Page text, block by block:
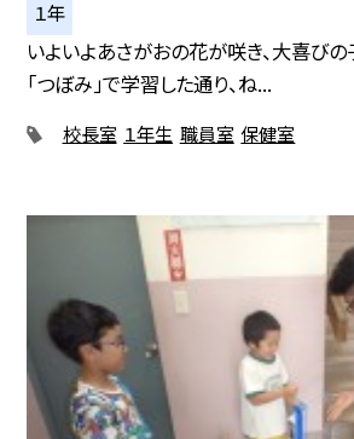
１年
いよいよあさがおの花が咲き、大喜び
「つぼみ」で学習した通り、ね...
校長室 １年生 職員室 保健室